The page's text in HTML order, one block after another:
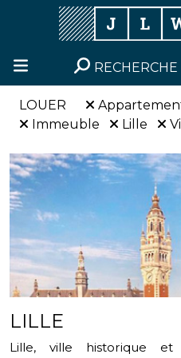
RECHERCHE
LOUER
Immeuble
Lille
LILLE
Lille, ville historique